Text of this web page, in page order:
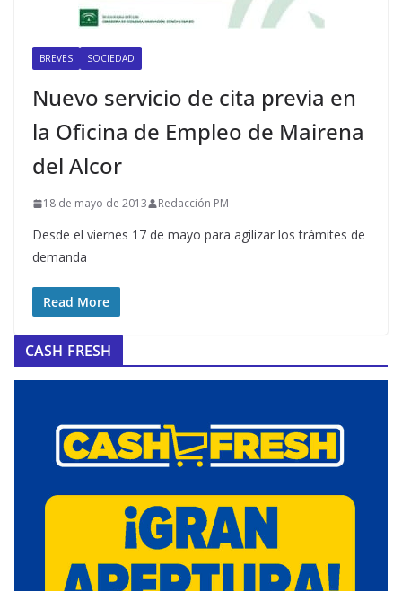
BREVES SOCIEDAD
Nuevo servicio de cita previa en
la Oficina de Empleo de Mairena
del Alcor
18 de mayo de 2013 Redacción PM
Desde el viernes 17 de mayo para agilizar los trámites de
demanda
Read More
CASH FRESH